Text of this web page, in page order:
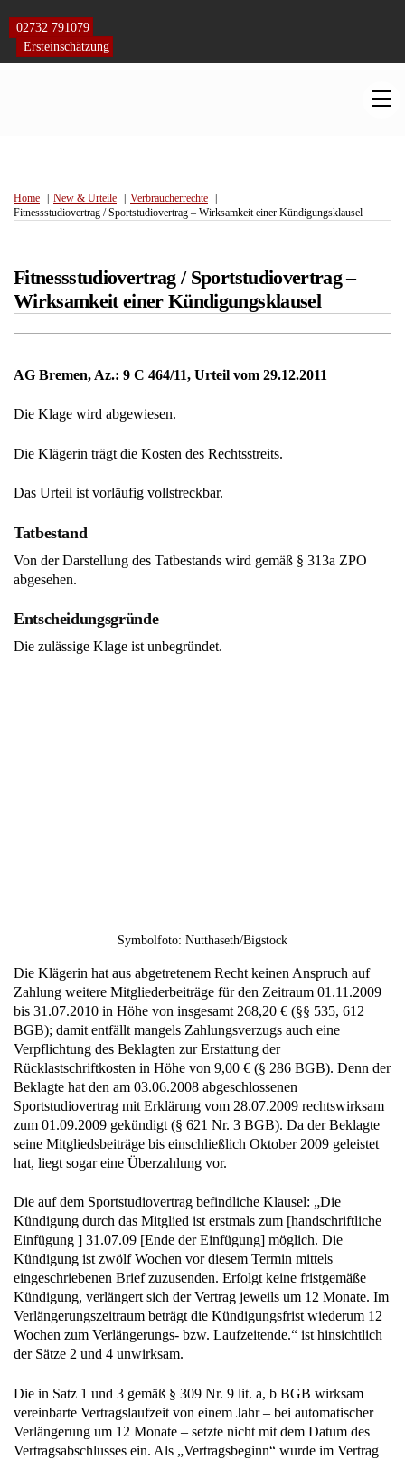
content
02732 791079
Ersteinschätzung
Home New & Urteile
Verbraucherrechte
Fitnessstudiovertrag / Sportstudiovertrag – Wirksamkeit einer Kündigungsklausel
Fitnessstudiovertrag / Sportstudiovertrag –
Wirksamkeit einer Kündigungsklausel
AG Bremen, Az.: 9 C 464/11, Urteil vom 29.12.2011
Die Klage wird abgewiesen.
Die Klägerin trägt die Kosten des Rechtsstreits.
Das Urteil ist vorläufig vollstreckbar.
Tatbestand
Von der Darstellung des Tatbestands wird gemäß § 313a ZPO
abgesehen.
Entscheidungsgründe
Die zulässige Klage ist unbegründet.
Symbolfoto: Nutthaseth/Bigstock
Die Klägerin hat aus abgetretenem Recht keinen Anspruch auf
Zahlung weitere Mitgliederbeiträge für den Zeitraum 01.11.2009
bis 31.07.2010 in Höhe von insgesamt 268,20 € (§§ 535, 612
BGB); damit entfällt mangels Zahlungsverzugs auch eine
Verpflichtung des Beklagten zur Erstattung der
Rücklastschriftkosten in Höhe von 9,00 € (§ 286 BGB). Denn der
Beklagte hat den am 03.06.2008 abgeschlossenen
Sportstudiovertrag mit Erklärung vom 28.07.2009 rechtswirksam
zum 01.09.2009 gekündigt (§ 621 Nr. 3 BGB). Da der Beklagte
seine Mitgliedsbeiträge bis einschließlich Oktober 2009 geleistet
hat, liegt sogar eine Überzahlung vor.
Die auf dem Sportstudiovertrag befindliche Klausel: „Die
Kündigung durch das Mitglied ist erstmals zum [handschriftliche
Einfügung ] 31.07.09 [Ende der Einfügung] möglich. Die
Kündigung ist zwölf Wochen vor diesem Termin mittels
eingeschriebenen Brief zuzusenden. Erfolgt keine fristgemäße
Kündigung, verlängert sich der Vertrag jeweils um 12 Monate. Im
Verlängerungszeitraum beträgt die Kündigungsfrist wiederum 12
Wochen zum Verlängerungs- bzw. Laufzeitende.“ ist hinsichtlich
der Sätze 2 und 4 unwirksam.
Die in Satz 1 und 3 gemäß § 309 Nr. 9 lit. a, b BGB wirksam
vereinbarte Vertragslaufzeit von einem Jahr – bei automatischer
Verlängerung um 12 Monate – setzte nicht mit dem Datum des
Vertragsabschlusses ein. Als „Vertragsbeginn“ wurde im Vertrag